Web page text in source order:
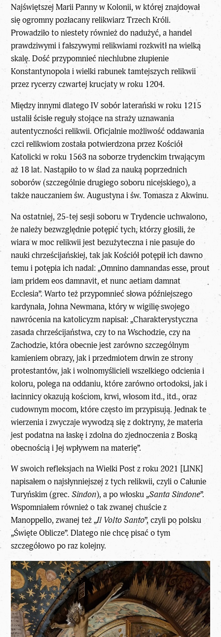
Najświętszej Marii Panny w Kolonii, w której znajdował
się ogromny pozłacany relikwiarz Trzech Króli.
Prowadziło to niestety również do nadużyć, a handel
prawdziwymi i fałszywymi relikwiami rozkwitł na wielką
skalę. Dość przypomnieć niechlubne złupienie
Konstantynopola i wielki rabunek tamtejszych relikwii
przez rycerzy czwartej krucjaty w roku 1204.
Między innymi dlatego IV sobór laterański w roku 1215
ustalił ścisłe reguły stojące na straży uznawania
autentyczności relikwii. Oficjalnie możliwość oddawania
czci relikwiom została potwierdzona przez Kościół
Katolicki w roku 1563 na soborze trydenckim trwającym
aż 18 lat. Nastąpiło to w ślad za nauką poprzednich
soborów (szczególnie drugiego soboru nicejskiego), a
także nauczaniem św. Augustyna i św. Tomasza z Akwinu.
Na ostatniej, 25-tej sesji soboru w Trydencie uchwalono,
że należy bezwzględnie potępić tych, którzy głosili, że
wiara w moc relikwii jest bezużyteczna i nie pasuje do
nauki chrześcijańskiej, tak jak Kościół potępił ich dawno
temu i potępia ich nadal: „Omnino damnandas esse, prout
iam pridem eos damnavit, et nunc aetiam damnat
Ecclesia”. Warto też przypomnieć słowa późniejszego
kardynała, Johna Newmana, który w wigilię swojego
nawrócenia na katolicyzm napisał: „Charakterystyczna
zasada chrześcijaństwa, czy to na Wschodzie, czy na
Zachodzie, która obecnie jest zarówno szczególnym
kamieniem obrazy, jak i przedmiotem drwin ze strony
protestantów, jak i wolnomyślicieli wszelkiego odcienia i
koloru, polega na oddaniu, które zarówno ortodoksi, jak i
łacinnicy okazują kościom, krwi, włosom itd., itd., oraz
cudownym mocom, które często im przypisują. Jednak te
wierzenia i zwyczaje wywodzą się z doktryny, że ​​materia
jest podatna na łaskę i zdolna do zjednoczenia z Boską
obecnością i Jej wpływem na materię”.
W swoich refleksjach na Wielki Post z roku 2021 [LINK]
napisałem o najsłynniejszej z tych relikwii, czyli o Całunie
Turyńskim (grec.Sindon), a po włosku „Santa Sindone”.
Wspomniałem również o tak zwanej chuście z
Manoppello, zwanej też „Il Volto Santo”, czyli po polsku
„Święte Oblicze”. Dlatego nie chcę pisać o tym
szczegółowo po raz kolejny.